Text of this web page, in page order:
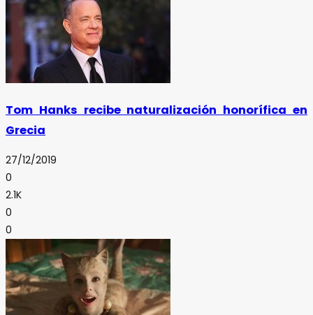
Tom Hanks recibe naturalización honorífica en
Grecia
27/12/2019
0
2.1K
0
0